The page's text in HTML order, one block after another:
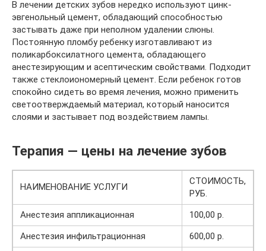
В лечении детских зубов нередко используют цинк-
эвгенольный цемент, обладающий способностью
застывать даже при неполном удалении слюны.
Постоянную пломбу ребенку изготавливают из
поликарбоксилатного цемента, обладающего
анестезирующим и асептическим свойствами. Подходит
также стеклоиономерный цемент. Если ребенок готов
спокойно сидеть во время лечения, можно применить
светоотверждаемый материал, который наносится
слоями и застывает под воздействием лампы.
Терапия — цены на лечение зубов
НАИМЕНОВАНИЕ УСЛУГИ
СТОИМОСТЬ,
РУБ.
Анестезия аппликационная
100,00 р.
Анестезия инфильтрационная
600,00 р.